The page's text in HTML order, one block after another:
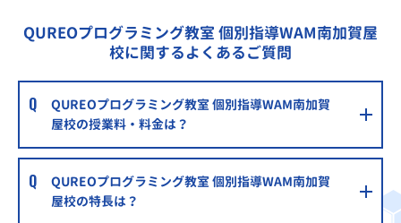
QUREOプログラミング教室 個別指導WAM南加賀屋
校に関するよくあるご質問
QUREOプログラミング教室 個別指導WAM南加賀
屋校の授業料・料金は？
QUREOプログラミング教室 個別指導WAM南加賀
屋校の特長は？